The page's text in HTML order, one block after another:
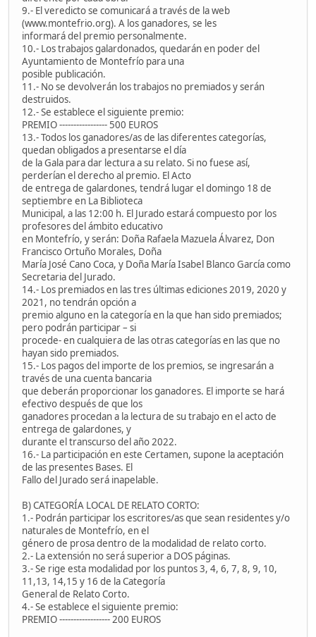
9.- El veredicto se comunicará a través de la web
(www.montefrio.org). A los ganadores, se les
informará del premio personalmente.
10.- Los trabajos galardonados, quedarán en poder del
Ayuntamiento de Montefrío para una
posible publicación.
11.- No se devolverán los trabajos no premiados y serán
destruidos.
12.- Se establece el siguiente premio:
PREMIO ----------------- 500 EUROS
13.- Todos los ganadores/as de las diferentes categorías,
quedan obligados a presentarse el día
de la Gala para dar lectura a su relato. Si no fuese así,
perderían el derecho al premio. El Acto
de entrega de galardones, tendrá lugar el domingo 18 de
septiembre en La Biblioteca
Municipal, a las 12:00 h. El Jurado estará compuesto por los
profesores del ámbito educativo
en Montefrío, y serán: Doña Rafaela Mazuela Álvarez, Don
Francisco Ortuño Morales, Doña
María José Cano Coca, y Doña María Isabel Blanco García como
Secretaria del Jurado.
14.- Los premiados en las tres últimas ediciones 2019, 2020 y
2021, no tendrán opción a
premio alguno en la categoría en la que han sido premiados;
pero podrán participar – si
procede- en cualquiera de las otras categorías en las que no
hayan sido premiados.
15.- Los pagos del importe de los premios, se ingresarán a
través de una cuenta bancaria
que deberán proporcionar los ganadores. El importe se hará
efectivo después de que los
ganadores procedan a la lectura de su trabajo en el acto de
entrega de galardones, y
durante el transcurso del año 2022.
16.- La participación en este Certamen, supone la aceptación
de las presentes Bases. El
Fallo del Jurado será inapelable.
B) CATEGORÍA LOCAL DE RELATO CORTO:
1.- Podrán participar los escritores/as que sean residentes y/o
naturales de Montefrío, en el
género de prosa dentro de la modalidad de relato corto.
2.- La extensión no será superior a DOS páginas.
3.- Se rige esta modalidad por los puntos 3, 4, 6, 7, 8, 9, 10,
11,13, 14,15 y 16 de la Categoría
General de Relato Corto.
4.- Se establece el siguiente premio:
PREMIO ------------------ 200 EUROS